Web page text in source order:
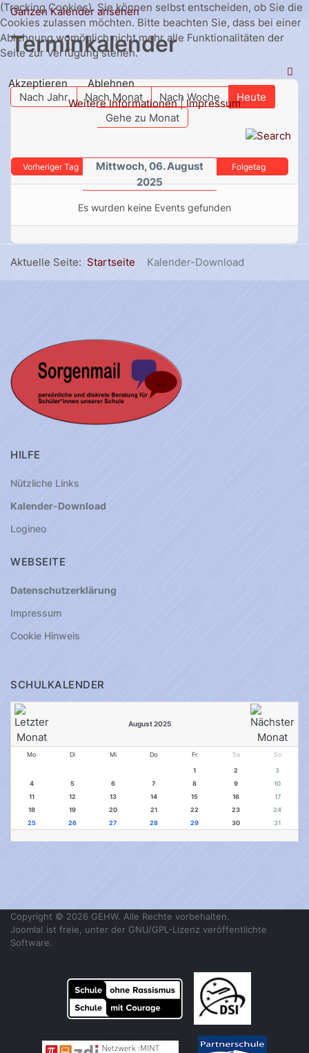
Ganzen Kalender ansehen
Terminkalender
Nach Jahr Nach Monat Nach Woche
Heute
Gehe zu Monat
Vorheriger Tag
Mittwoch, 06. August
2025
Folgetag
Es wurden keine Events gefunden
Aktuelle Seite: Startseite Kalender-Download
HILFE
Nützliche Links
Kalender-Download
Logineo
WEBSEITE
Datenschutzerklärung
Impressum
Cookie Hinweis
SCHULKALENDER
August 2025
Mo Di Mi Do Fr Sa So
1 2
3
4
5 6 7 8 9
10
11
12 13 14 15 16
17
18
19 20 21 22 23
24
25
26 27 28 29 30 31
Copyright © 2026 GEHW. Alle Rechte vorbehalten.
Joomla! ist freie, unter der GNU/GPL-Lizenz veröffentlichte
Software.
(Tracking Cookies). Sie können selbst entscheiden, ob Sie die
Cookies zulassen möchten. Bitte beachten Sie, dass bei einer
Ablehnung womöglich nicht mehr alle Funktionalitäten der
Seite zur Verfügung stehen.
Akzeptieren
Ablehnen
Weitere Informationen| Impressum